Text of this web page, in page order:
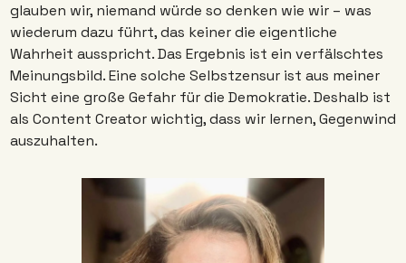
glauben wir, niemand würde so denken wie wir – was
wiederum dazu führt, das keiner die eigentliche
Wahrheit ausspricht. Das Ergebnis ist ein verfälschtes
Meinungsbild. Eine solche Selbstzensur ist aus meiner
Sicht eine große Gefahr für die Demokratie. Deshalb ist
als Content Creator wichtig, dass wir lernen, Gegenwind
auszuhalten.